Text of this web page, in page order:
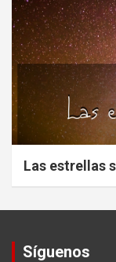
Las estrellas
Síguenos